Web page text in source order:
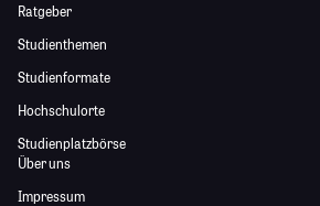
Ratgeber
Studienthemen
Studienformate
Hochschulorte
Studienplatzbörse
Über uns
Impressum